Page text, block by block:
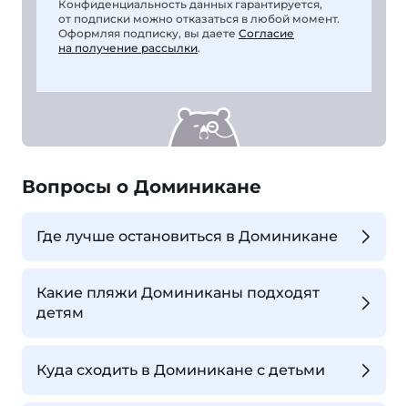
Конфиденциальность данных гарантируется,
от подписки можно отказаться в любой момент.
Оформляя подписку, вы даете Согласие
на получение рассылки.
Вопросы о Доминикане
Где лучше остановиться в Доминикане
Какие пляжи Доминиканы подходят
детям
Куда сходить в Доминикане с детьми